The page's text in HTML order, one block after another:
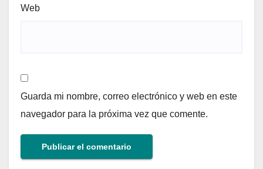
Web
Guarda mi nombre, correo electrónico y web en este
navegador para la próxima vez que comente.